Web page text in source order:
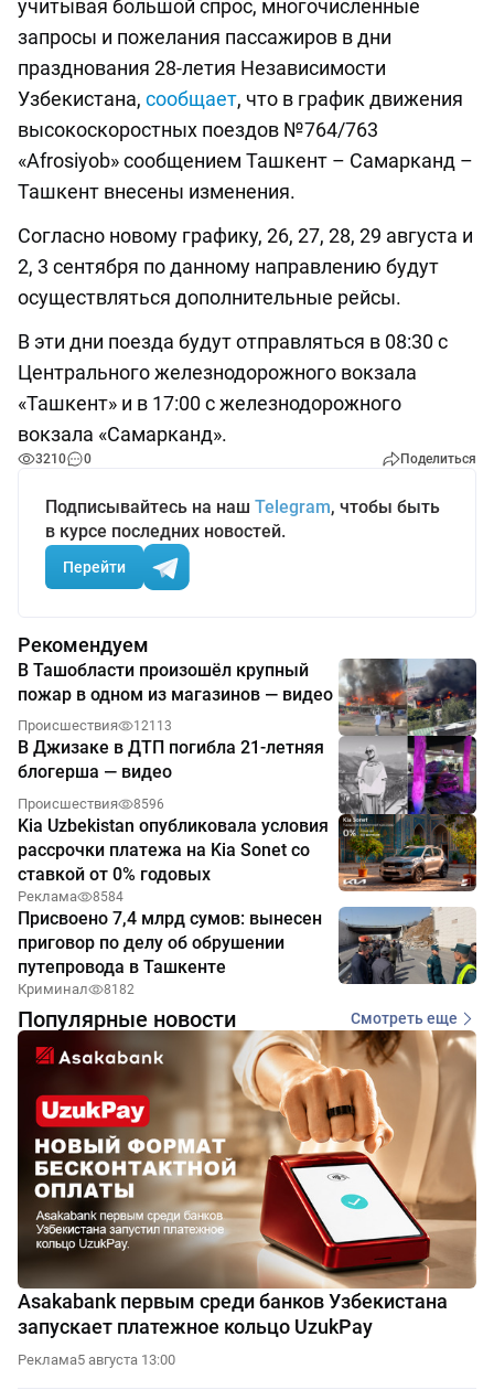
учитывая большой спрос, многочисленные
запросы и пожелания пассажиров в дни
празднования 28-летия Независимости
Узбекистана, сообщает, что в график движения
высокоскоростных поездов №764/763
«Afrosiyob» сообщением Ташкент – Самарканд –
Ташкент внесены изменения.
Согласно новому графику, 26, 27, 28, 29 августа и
2, 3 сентября по данному направлению будут
осуществляться дополнительные рейсы.
В эти дни поезда будут отправляться в 08:30 с
Центрального железнодорожного вокзала
«Ташкент» и в 17:00 с железнодорожного
вокзала «Самарканд».
3210 0 Поделиться
Подписывайтесь на наш Telegram, чтобы быть
в курсе последних новостей.
Перейти
Рекомендуем
В Ташобласти произошёл крупный
пожар в одном из магазинов — видео
Происшествия 12113
В Джизаке в ДТП погибла 21-летняя
блогерша — видео
Происшествия 8596
Kia Uzbekistan опубликовала условия
рассрочки платежа на Kia Sonet со
ставкой от 0% годовых
Реклама 8584
Присвоено 7,4 млрд сумов: вынесен
приговор по делу об обрушении
путепровода в Ташкенте
Криминал 8182
Популярные новости Смотреть еще
Asakabank первым среди банков Узбекистана
запускает платежное кольцо UzukPay
Реклама5 августа 13:00